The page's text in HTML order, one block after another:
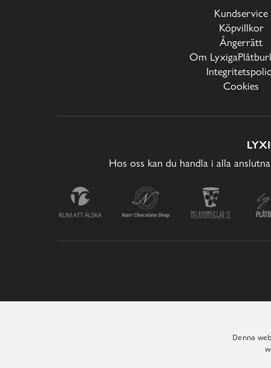
Kundservice
Köpvillkor
Ångerrätt
Om
Cookies
Hos oss kan du handla i alla
Denna